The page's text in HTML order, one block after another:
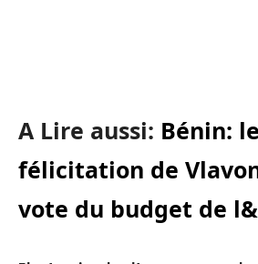
A Lire aussi: Bénin:
félicitation de
vote du budget de